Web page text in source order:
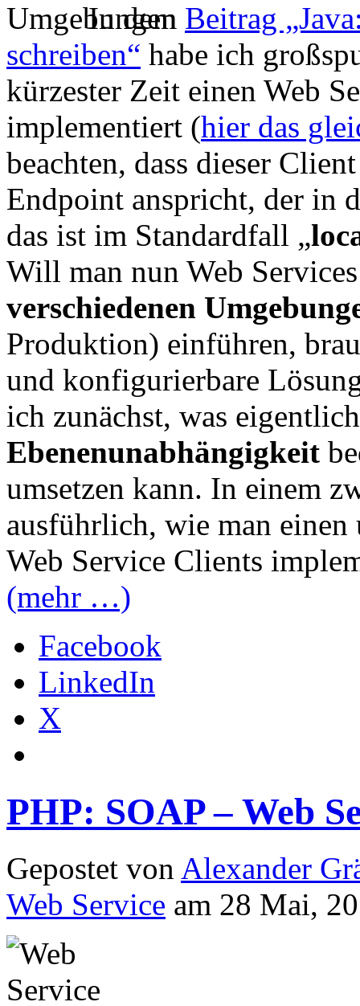
In dem Beitrag
schreiben“ habe ich
kürzester Zeit einen Web
implementiert (hier das
beachten, dass dieser
Endpoint anspricht, der in
das ist im Standardfall „
Will man nun Web
verschiedenen
Produktion) einführen,
und konfigurierbare
ich zunächst, was
Ebenenunabhängigkeit
umsetzen kann. In einem
ausführlich, wie man einen
Web Service Clients
(mehr …)
Facebook
LinkedIn
X
PHP: SOAP – Web
Gepostet von Alexander
Web Service am 28 Mai,